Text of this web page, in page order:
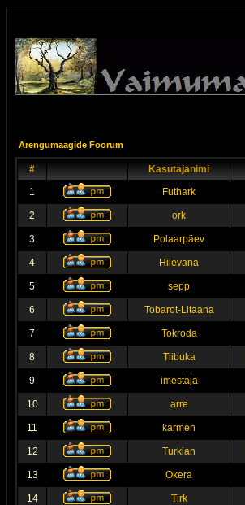
Arengumaagide Foorum
# Kasutajanimi
1
Futhark
2 ork
3 Polaarpäev
4 Hiievana
5 sepp
6 Tobarot-Litaana
7 Tokroda
8 Tiibuka
9 imestaja
10 arre
11 karmen
12 Turkian
13 Okera
14 Tirk